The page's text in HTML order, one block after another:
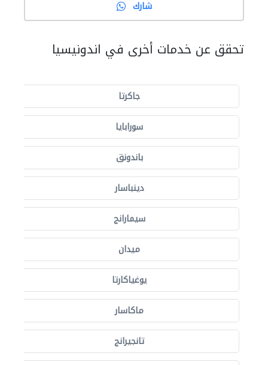
شارك
تحقق عن خدمات أخرى في اندونيسيا
جاكرتا
سورابايا
باندونق
دينباسار
سيمارانج
ميدان
يوغياكارتا
ماكاسار
تانجيرانج